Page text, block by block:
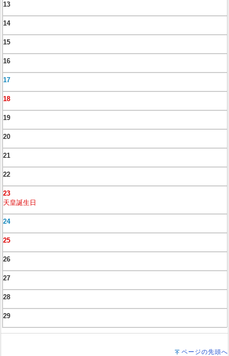
13
14
15
16
17
18
19
20
21
22
23
天皇誕生日
24
25
26
27
28
29
ページの先頭へ